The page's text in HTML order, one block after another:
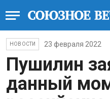
НОВОСТИ 23 февраля 2022
Пушилин
данный